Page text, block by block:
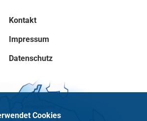
Kontakt
Impressum
Datenschutz
Cookies